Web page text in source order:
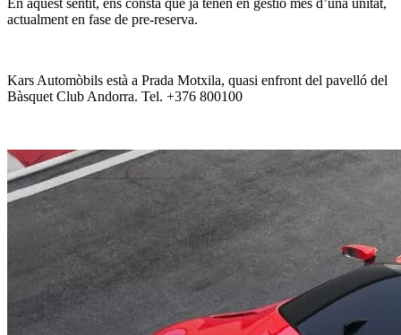
En aquest sentit, ens consta que ja tenen en gestió més d’una unitat,
actualment en fase de pre-reserva.
Kars Automòbils està a Prada Motxila, quasi enfront del pavelló del
Bàsquet Club Andorra. Tel. +376 800100